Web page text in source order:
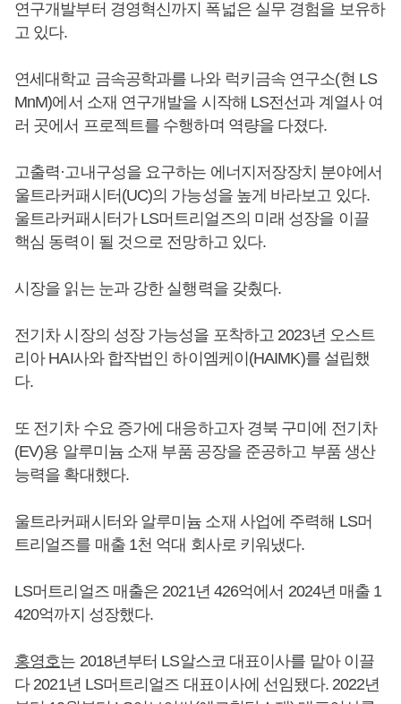
연구개발부터 경영혁신까지 폭넓은 실무 경험을 보유하
고 있다.
연세대학교 금속공학과를 나와 럭키금속 연구소(현 LS
MnM)에서 소재 연구개발을 시작해 LS전선과 계열사 여
러 곳에서 프로젝트를 수행하며 역량을 다졌다.
고출력·고내구성을 요구하는 에너지저장장치 분야에서
울트라커패시터(UC)의 가능성을 높게 바라보고 있다.
울트라커패시터가 LS머트리얼즈의 미래 성장을 이끌
핵심 동력이 될 것으로 전망하고 있다.
시장을 읽는 눈과 강한 실행력을 갖췄다.
전기차 시장의 성장 가능성을 포착하고 2023년 오스트
리아 HAI사와 합작법인 하이엠케이(HAIMK)를 설립했
다.
또 전기차 수요 증가에 대응하고자 경북 구미에 전기차
(EV)용 알루미늄 소재 부품 공장을 준공하고 부품 생산
능력을 확대했다.
울트라커패시터와 알루미늄 소재 사업에 주력해 LS머
트리얼즈를 매출 1천 억대 회사로 키워냈다.
LS머트리얼즈 매출은 2021년 426억에서 2024년 매출 1
420억까지 성장했다.
홍영호는 2018년부터 LS알스코 대표이사를 맡아 이끌
다 2021년 LS머트리얼즈 대표이사에 선임됐다. 2022년